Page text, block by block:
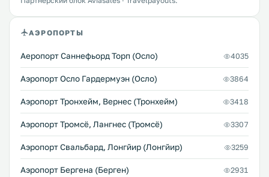
АЭРОПОРТЫ
Аеропорт Саннефьорд Торп (Осло) 4035
Аэропорт Осло Гардермуэн (Осло) 3864
Аэропорт Тронхейм, Вернес (Тронхейм) 3418
Аэропорт Тромсё, Лангнес (Тромсё) 3307
Аэропорт Свальбард, Лонгйир (Лонгйир) 3259
Аэропорт Бергена (Берген) 2931